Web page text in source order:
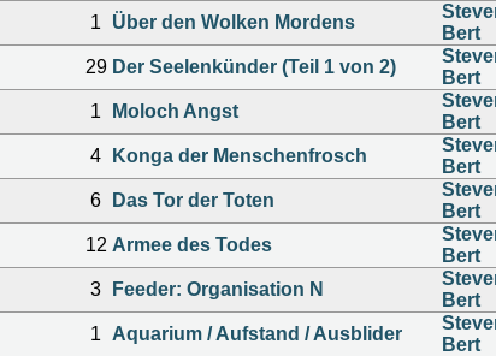
1 Über den Wolken Mordens
Bert
29 Der Seelenkünder (Teil 1 von 2)
Bert
1 Moloch Angst
Bert
4 Konga der Menschenfrosch
Bert
6 Das Tor der Toten
Bert
12 Armee des Todes
Bert
3 Feeder: Organisation N
Bert
1 Aquarium / Aufstand / Ausblider
Bert